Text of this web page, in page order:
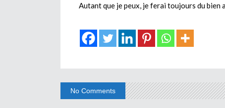
Autant que je peux, je ferai toujours du bien
No Comments